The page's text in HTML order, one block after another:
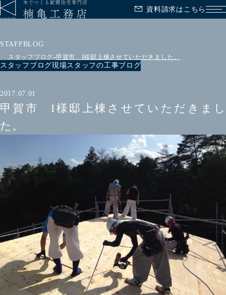
資料請求はこちら メ
STAFFBLOG
スタッフブログ 甲賀市 I様邸上棟させていただきました。
スタッフブログ現場スタッフの工事ブログ
2017.07.01
甲賀市 I様邸上棟させていただきまし
た。